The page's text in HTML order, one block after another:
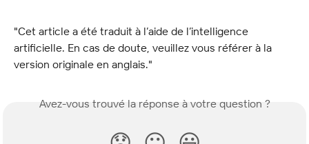
"Cet article a été traduit à l’aide de l’intelligence
artificielle. En cas de doute, veuillez vous référer à la
version originale en anglais."
Avez-vous trouvé la réponse à votre question ?